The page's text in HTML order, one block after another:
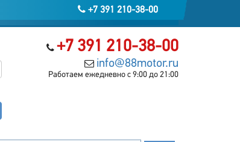
+7 391 210-38-00
+7 391 210-38-00
info@88motor.ru
Работаем ежедневно с 9:00 до 21:00